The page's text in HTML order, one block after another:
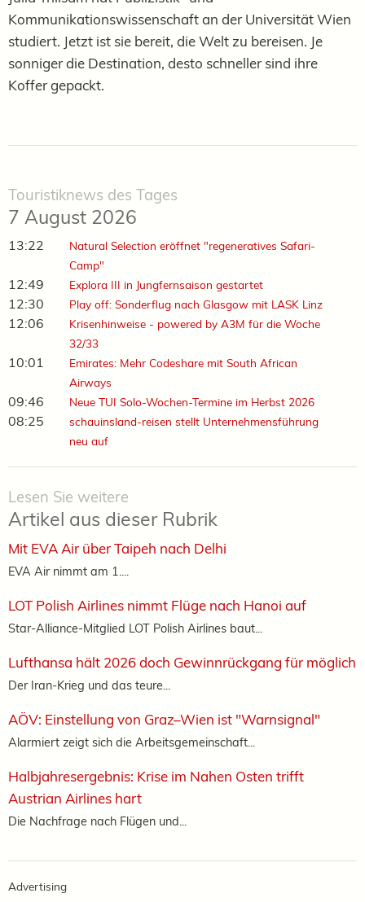
Kommunikationswissenschaft an der Universität Wien
studiert. Jetzt ist sie bereit, die Welt zu bereisen. Je
sonniger die Destination, desto schneller sind ihre
Koffer gepackt.
Touristiknews des Tages
7 August 2026
13:22
Natural Selection eröffnet "regeneratives Safari-
Camp"
12:49 Explora III in Jungfernsaison gestartet
12:30 Play off: Sonderflug nach Glasgow mit LASK Linz
12:06
Krisenhinweise - powered by A3M für die Woche
32/33
10:01
Emirates: Mehr Codeshare mit South African
Airways
09:46 Neue TUI Solo-Wochen-Termine im Herbst 2026
08:25
schauinsland-reisen stellt Unternehmensführung
neu auf
Lesen Sie weitere
Artikel aus dieser Rubrik
Mit EVA Air über Taipeh nach Delhi
EVA Air nimmt am 1....
LOT Polish Airlines nimmt Flüge nach Hanoi auf
Star-Alliance-Mitglied LOT Polish Airlines baut...
Lufthansa hält 2026 doch Gewinnrückgang für möglich
Der Iran-Krieg und das teure...
AÖV: Einstellung von Graz–Wien ist "Warnsignal"
Alarmiert zeigt sich die Arbeitsgemeinschaft...
Halbjahresergebnis: Krise im Nahen Osten trifft
Austrian Airlines hart
Die Nachfrage nach Flügen und...
Advertising